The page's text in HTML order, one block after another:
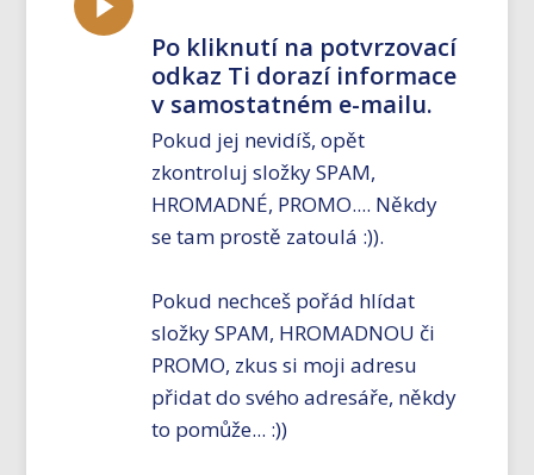
Po kliknutí na potvrzovací
odkaz Ti dorazí informace
v samostatném e-mailu.
Pokud jej nevidíš, opět
zkontroluj složky SPAM,
HROMADNÉ, PROMO.... Někdy
se tam prostě zatoulá :)).
Pokud nechceš pořád hlídat
složky SPAM, HROMADNOU či
PROMO, zkus si moji adresu
přidat do svého adresáře, někdy
to pomůže... :))